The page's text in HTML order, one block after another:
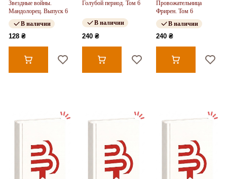
Звездные войны.
Мандолорец. Выпуск 6
В наличии
128 ₴
Голубой период. Том 6
В наличии
240 ₴
Провожательница
Фрирен. Том 6
В наличии
240 ₴